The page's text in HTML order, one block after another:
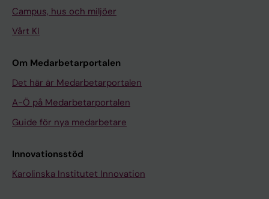
Campus, hus och miljöer
Vårt KI
Om Medarbetarportalen
Det här är Medarbetarportalen
A-Ö på Medarbetarportalen
Guide för nya medarbetare
Innovationsstöd
Karolinska Institutet Innovation